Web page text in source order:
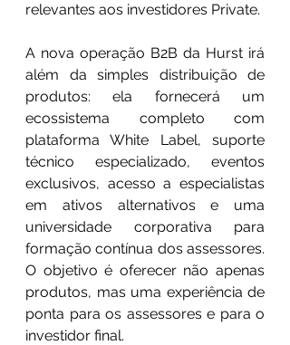
relevantes aos investidores Private.
A nova operação B2B da Hurst irá
além da simples distribuição de
produtos: ela fornecerá um
ecossistema completo com
plataforma White Label, suporte
técnico especializado, eventos
exclusivos, acesso a especialistas
em ativos alternativos e uma
universidade corporativa para
formação contínua dos assessores.
O objetivo é oferecer não apenas
produtos, mas uma experiência de
ponta para os assessores e para o
investidor final.